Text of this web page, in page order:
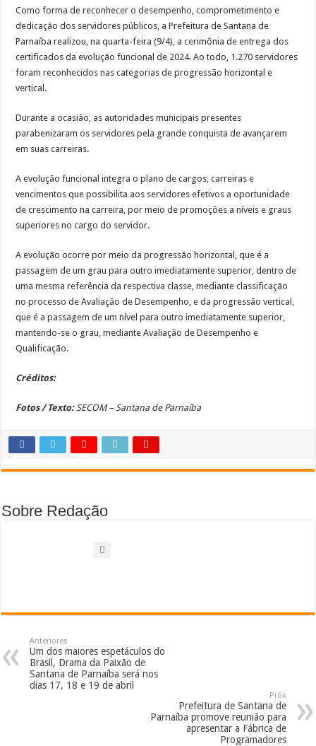
Cronograma semanal de obras no Rodoanel Oeste (SP-021)
Como forma de reconhecer o desempenho, comprometimento e
dedicação dos servidores públicos, a Prefeitura de Santana de
Parnaíba realizou, na quarta-feira (9/4), a cerimônia de entrega dos
certificados da evolução funcional de 2024. Ao todo, 1.270 servidores
foram reconhecidos nas categorias de progressão horizontal e
vertical.
Durante a ocasião, as autoridades municipais presentes
parabenizaram os servidores pela grande conquista de avançarem
em suas carreiras.
A evolução funcional integra o plano de cargos, carreiras e
vencimentos que possibilita aos servidores efetivos a oportunidade
de crescimento na carreira, por meio de promoções a níveis e graus
superiores no cargo do servidor.
A evolução ocorre por meio da progressão horizontal, que é a
passagem de um grau para outro imediatamente superior, dentro de
uma mesma referência da respectiva classe, mediante classificação
no processo de Avaliação de Desempenho, e da progressão vertical,
que é a passagem de um nível para outro imediatamente superior,
mantendo-se o grau, mediante Avaliação de Desempenho e
Qualificação.
Créditos:
Fotos / Texto:SECOM – Santana de Parnaíba
Sobre Redação
Anteriores
Um dos maiores espetáculos do
Brasil, Drama da Paixão de
Santana de Parnaíba será nos
dias 17, 18 e 19 de abril
Próx
Prefeitura de Santana de
Parnaíba promove reunião para
apresentar a Fábrica de
Programadores